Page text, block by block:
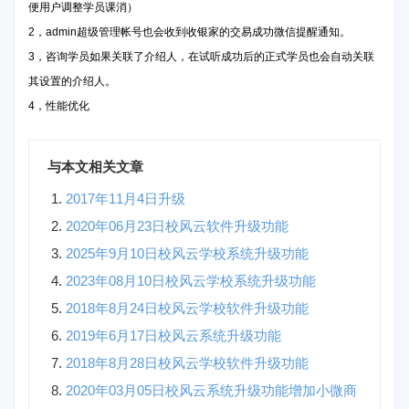
便用户调整学员课消）
2，admin超级管理帐号也会收到收银家的交易成功微信提醒通知。
3，咨询学员如果关联了介绍人，在试听成功后的正式学员也会自动关联
其设置的介绍人。
4，性能优化
与本文相关文章
2017年11月4日升级
2020年06月23日校风云软件升级功能
2025年9月10日校风云学校系统升级功能
2023年08月10日校风云学校系统升级功能
2018年8月24日校风云学校软件升级功能
2019年6月17日校风云系统升级功能
2018年8月28日校风云学校软件升级功能
2020年03月05日校风云系统升级功能增加小微商